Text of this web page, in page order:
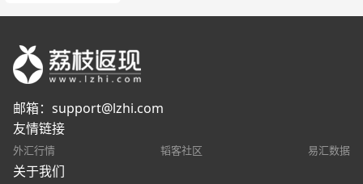
邮箱： support@lzhi.com
友情链接
外汇行情 韬客社区 易汇数据
关于我们